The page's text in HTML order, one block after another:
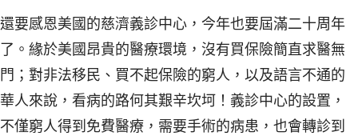
還要感恩美國的慈濟義診中心，今年也要屆滿二十周年
了。緣於美國昂貴的醫療環境，沒有買保險簡直求醫無
門；對非法移民、買不起保險的窮人，以及語言不通的
華人來說，看病的路何其艱辛坎坷！義診中心的設置，
不僅窮人得到免費醫療，需要手術的病患，也會轉診到